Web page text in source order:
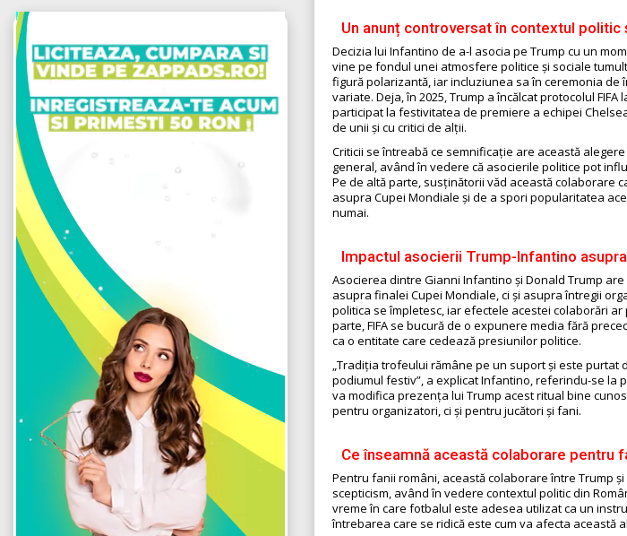
Un anunț controversat în contextul politic
Decizia lui Infantino de a-l asocia pe Trump cu un
vine pe fondul unei atmosfere politice și sociale
figură polarizantă, iar incluziunea sa în ceremonia
variate. Deja, în 2025, Trump a încălcat protocolul
participat la festivitatea de premiere a echipei
de unii și cu critici de alții.
Criticii se întreabă ce semnificație are această
general, având în vedere că asocierile politice pot
Pe de altă parte, susținătorii văd această colaborare
asupra Cupei Mondiale și de a spori popularitatea
numai.
Impactul asocierii Trump-Infantino
Asocierea dintre Gianni Infantino și Donald Trump
asupra finalei Cupei Mondiale, ci și asupra întregii
politica se împletesc, iar efectele acestei colaborări
parte, FIFA se bucură de o expunere media fără
ca o entitate care cedează presiunilor politice.
„Tradiția trofeului rămâne pe un suport și este purtat
podiumul festiv”, a explicat Infantino, referindu-se la
va modifica prezența lui Trump acest ritual bine
pentru organizatori, ci și pentru jucători și fani.
Ce înseamnă această colaborare pentru
Pentru fanii români, această colaborare între Trump
scepticism, având în vedere contextul politic din
vreme în care fotbalul este adesea utilizat ca un
întrebarea care se ridică este cum va afecta această